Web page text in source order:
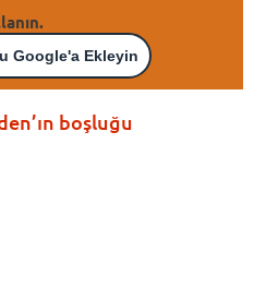
Google'a Ekleyin
boşluğu